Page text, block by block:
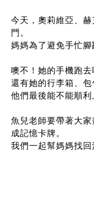
今天，奧莉維亞、
門。
媽媽為了避免手忙
噢不！她的手機跑去
還有她的行李箱、包
他們最後能不能順利
魚兒老師要帶著大
成記憶卡牌。
我們一起幫媽媽找回
魚兒姐姐，漫步在